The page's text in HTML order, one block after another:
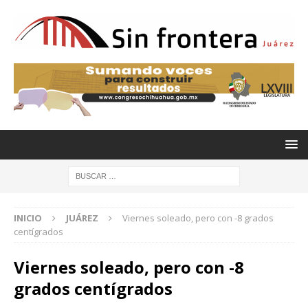
INICIO JUÁREZ
Viernes soleado, pero con -8 grados
centígrados
Viernes soleado, pero con -8
grados centígrados